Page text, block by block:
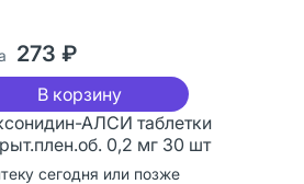
273 ₽
В корзину
АЛСИ таблетки
0,2 мг 30 шт
сегодня или позже